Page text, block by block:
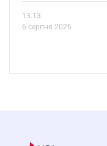
13.13
6 серпня 2026